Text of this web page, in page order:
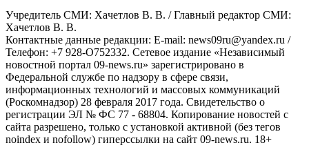
Учредитель СМИ: Хaчeтлoв B. B. / Главный редактор СМИ:
Хaчeтлoв B. B.
Контактные данные редакции: E-mail: news09ru@yandex.ru /
Телефон: +7 928-O752332. Сетевое издание «Независимый
новостной портал 09-news.ru» зарегистрировано в
Федеральной службе по надзору в сфере связи,
информационных технологий и массовых коммуникаций
(Роскомнадзор) 28 февраля 2017 года. Свидетельство о
регистрации ЭЛ № ФС 77 - 68804. Копирование новостей с
сайта разрешено, только с установкой активной (без тегов
noindex и nofollow) гиперссылки на сайт 09-news.ru. 18+